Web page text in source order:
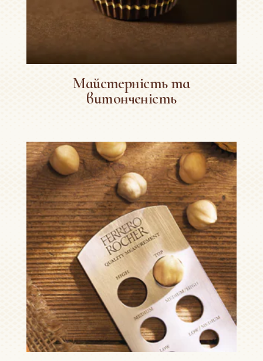
Майстерність та
витонченість